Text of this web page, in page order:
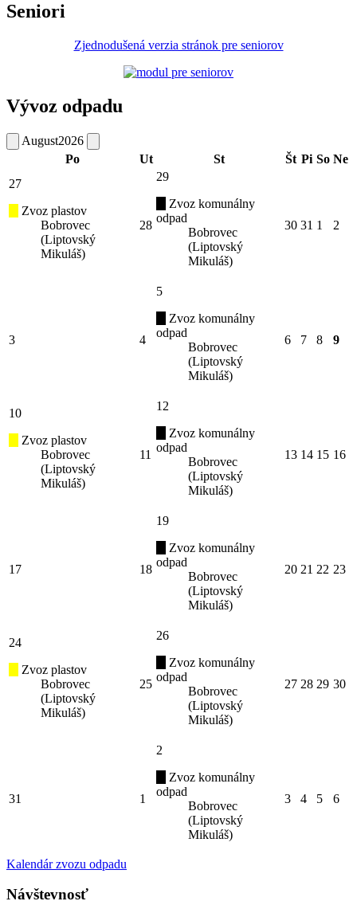
Seniori
Zjednodušená verzia stránok pre seniorov
Vývoz odpadu
August2026
Po
Ut St Št Pi So Ne
27
Zvoz plastov
Bobrovec
(Liptovský
Mikuláš)
28
29
Zvoz komunálny
odpad
Bobrovec
(Liptovský
Mikuláš)
30 31 1 2
3 4
5
Zvoz komunálny
odpad
Bobrovec
(Liptovský
Mikuláš)
6 7 8 9
10
Zvoz plastov
Bobrovec
(Liptovský
Mikuláš)
11
12
Zvoz komunálny
odpad
Bobrovec
(Liptovský
Mikuláš)
13 14 15 16
17 18
19
Zvoz komunálny
odpad
Bobrovec
(Liptovský
Mikuláš)
20 21 22 23
24
Zvoz plastov
Bobrovec
(Liptovský
Mikuláš)
25
26
Zvoz komunálny
odpad
Bobrovec
(Liptovský
Mikuláš)
27 28 29 30
31 1
2
Zvoz komunálny
odpad
Bobrovec
(Liptovský
Mikuláš)
3 4 5 6
Kalendár zvozu odpadu
Návštevnosť